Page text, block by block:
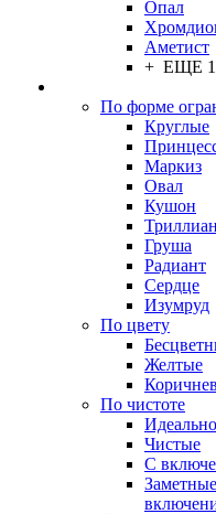
Опал
Аметист
+ ЕЩЕ 1
По форме
Круглые
Маркиз
Овал
Кушон
Груша
Радиант
Сердце
Изумруд
По цвету
Желтые
По чистоте
Чистые
С
Заметные